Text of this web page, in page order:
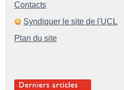
Contacts
Syndiquer le site de l'UCL
Plan du site